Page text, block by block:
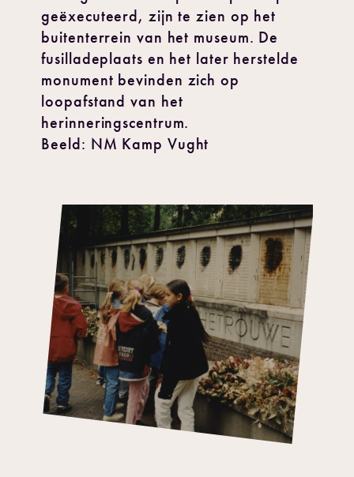
geëxecuteerd, zijn te zien op het
buitenterrein van het museum. De
fusilladeplaats en het later herstelde
monument bevinden zich op
loopafstand van het
herinneringscentrum.
Beeld: NM Kamp Vught